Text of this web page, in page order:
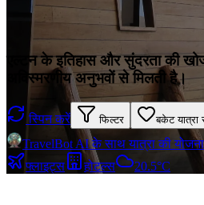
एल्टन के इतिहास और सुंदरता की
अविस्मरणीय अनुभवों से मिलती है।
स्पिन करें फिल्टर बकेट
TravelBot AI के साथ यात्रा की योजना
फ्लाइट्स
होटल्स 20.5°C